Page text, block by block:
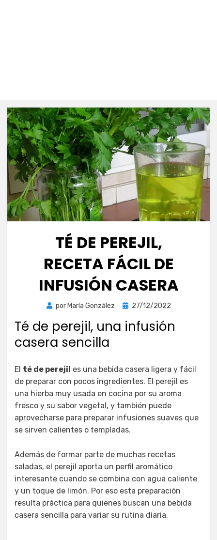
TÉ DE PEREJIL,
RECETA FÁCIL DE
INFUSIÓN CASERA
por María González
Publicada
27/12/2022
Té de perejil, una infusión
casera sencilla
El té de perejil es una bebida casera ligera y fácil
de preparar con pocos ingredientes. El perejil es
una hierba muy usada en cocina por su aroma
fresco y su sabor vegetal, y también puede
aprovecharse para preparar infusiones suaves que
se sirven calientes o templadas.
Además de formar parte de muchas recetas
saladas, el perejil aporta un perfil aromático
interesante cuando se combina con agua caliente
y un toque de limón. Por eso esta preparación
resulta práctica para quienes buscan una bebida
casera sencilla para variar su rutina diaria.